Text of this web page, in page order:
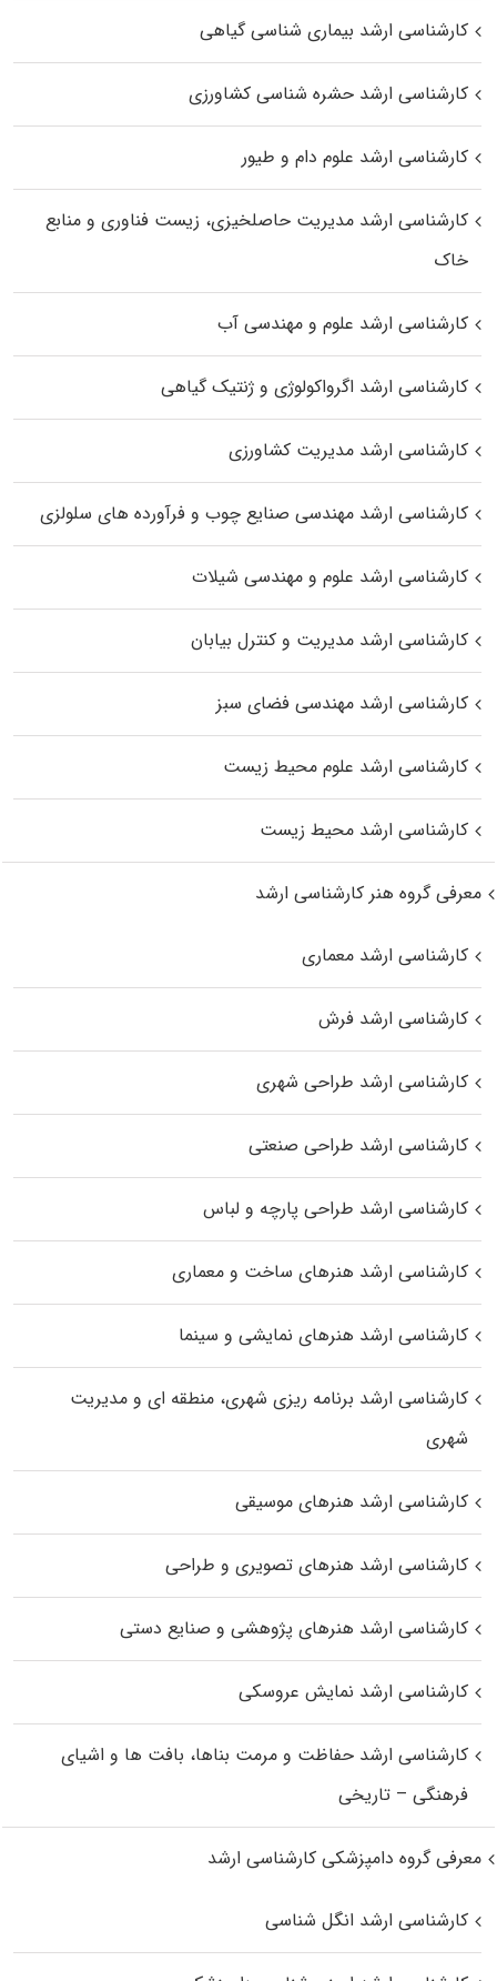
کارشناسی ارشد بیماری‌ شناسی گیاهی
کارشناسی ارشد حشره‌ شناسی کشاورزی
کارشناسی ارشد علوم دام و طیور
کارشناسی ارشد مدیریت حاصلخیزی، زیست فناوری و منابع
خاک
کارشناسی ارشد علوم و مهندسی آب
کارشناسی ارشد اگرواکولوژی و ژنتیک گیاهی
کارشناسی ارشد مدیریت کشاورزی
کارشناسی ارشد مهندسی صنایع چوب و فرآورده‌ های سلولزی
کارشناسی ارشد علوم و مهندسی شیلات
کارشناسی ارشد مدیریت و کنترل بیابان
کارشناسی ارشد مهندسی فضای سبز
کارشناسی ارشد علوم محیط‌ زیست
کارشناسی ارشد محیط زیست
معرفی گروه هنر کارشناسی ارشد
کارشناسی ارشد معماری
کارشناسی ارشد فرش
کارشناسی ارشد طراحی شهری
کارشناسی ارشد طراحی صنعتی
کارشناسی ارشد طراحی پارچه و لباس
کارشناسی ارشد هنرهای ساخت و معماری
کارشناسی ارشد هنرهای نمایشی و سینما
کارشناسی ارشد برنامه ریزی شهری، منطقه‌ ای و مدیریت
شهری
کارشناسی ارشد هنرهای موسیقی
کارشناسی ارشد هنرهای تصویری و طراحی
کارشناسی ارشد هنرهای پژوهشی و صنایع دستی
کارشناسی ارشد نمایش عروسکی
کارشناسی ارشد حفاظت و مرمت بناها، بافت‌ ها و اشیای
فرهنگی – تاریخی
معرفی گروه دامپزشکی کارشناسی ارشد
کارشناسی ارشد انگل شناسی